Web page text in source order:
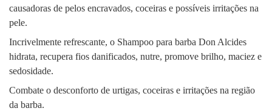
causadoras de pelos encravados, coceiras e possíveis irritações na
pele.
Incrivelmente refrescante, o Shampoo para barba Don Alcides
hidrata, recupera fios danificados, nutre, promove brilho, maciez e
sedosidade.
Combate o desconforto de urtigas, coceiras e irritações na região
da barba.